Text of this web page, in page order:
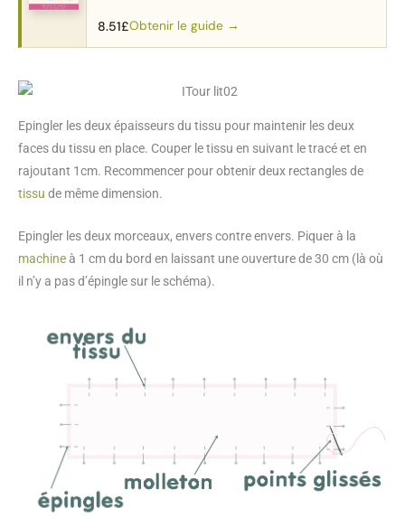
8.51£Obtenir le guide →
Epingler les deux épaisseurs du tissu pour maintenir les deux
faces du tissu en place. Couper le tissu en suivant le tracé et en
rajoutant 1cm. Recommencer pour obtenir deux rectangles de
tissu de même dimension.
Epingler les deux morceaux, envers contre envers. Piquer à la
machineà 1 cm du bord en laissant une ouverture de 30 cm (là où
il n’y a pas d’épingle sur le schéma).